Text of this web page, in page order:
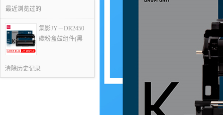
最近浏览过的
集影JY－DR2450
碳粉盒鼓组件(黑
清除历史记录